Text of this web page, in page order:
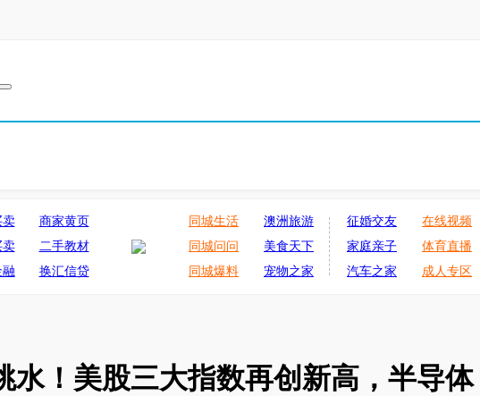
卖 商家黄页 同城生活 澳洲旅游 征婚交友 在线视频
卖 二手教材 同城问问 美食天下 家庭亲子 体育直播
换汇信贷 同城爆料 宠物之家 汽车之家 成人专区
水！美股三大指数再创新高，半导体